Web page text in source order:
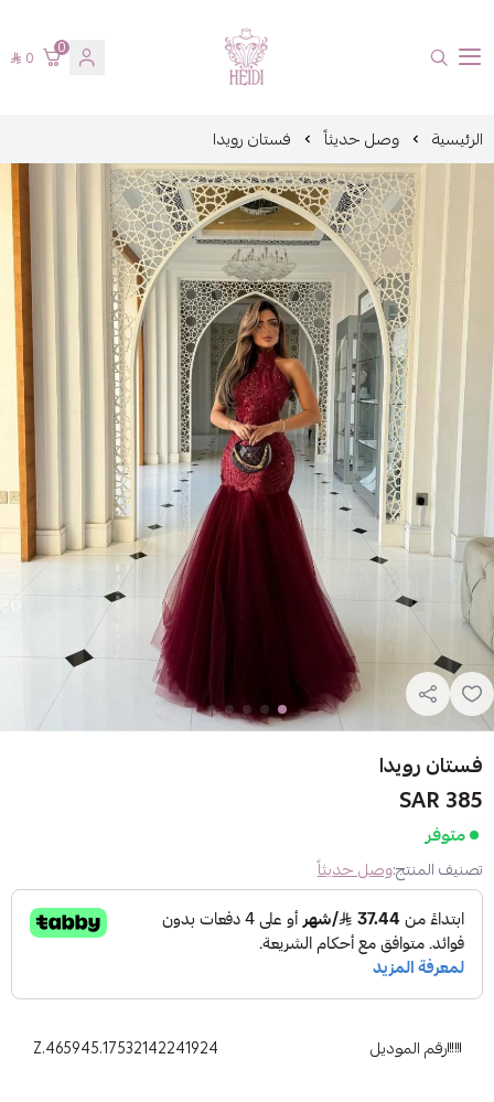
هايدي فاشن
0
0
الرئيسية وصل حديثاً فستان رويدا
فستان رويدا
385 SAR
متوفر
تصنيف المنتج:وصل حديثاً
رقم الموديل Z.465945.17532142241924